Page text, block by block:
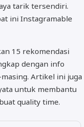
tarik tersendiri.
ini Instagramable
15 rekomendasi
dengan info
Artikel ini juga
untuk membantu
quality time.